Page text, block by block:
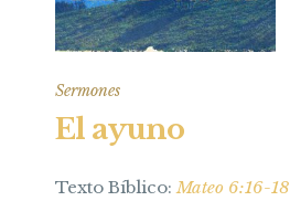
Sermones
El ayuno
Texto Bíblico:Mateo 6:16-18